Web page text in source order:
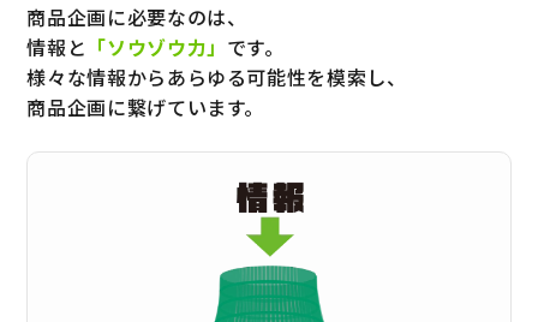
商品企画に必要なのは、
情報と 「ソウゾウ力」 です。
様々な情報からあらゆる可能性を模索し、
商品企画に繋げています。